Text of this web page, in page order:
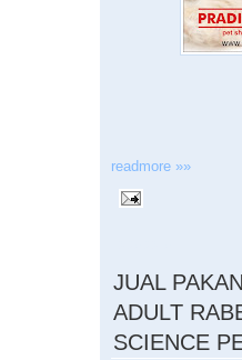
readmore »»
JUAL
ADULT
SCIENCE